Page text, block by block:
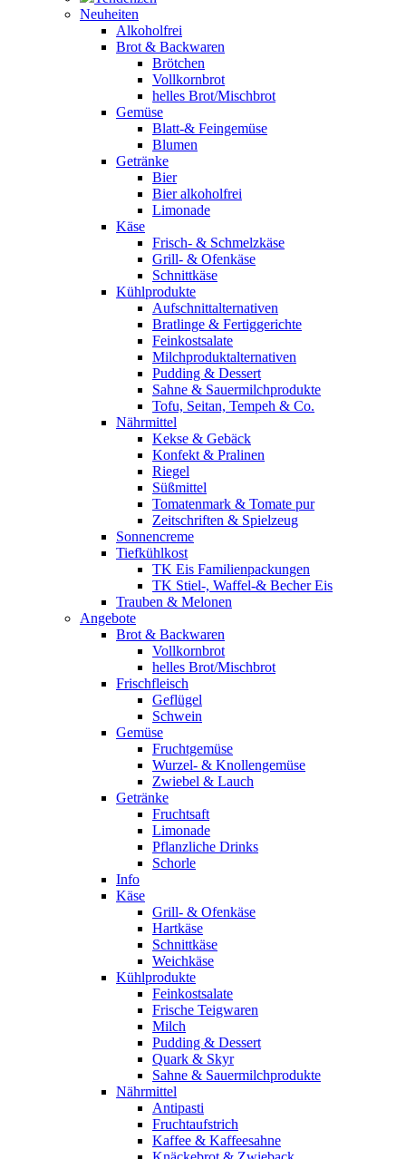
Neuheiten
Alkoholfrei
Brot & Backwaren
Brötchen
Vollkornbrot
helles Brot/Mischbrot
Gemüse
Blatt-& Feingemüse
Blumen
Getränke
Bier
Bier alkoholfrei
Limonade
Käse
Frisch- & Schmelzkäse
Grill- & Ofenkäse
Schnittkäse
Kühlprodukte
Aufschnittalternativen
Bratlinge & Fertiggerichte
Feinkostsalate
Milchproduktalternativen
Pudding & Dessert
Sahne & Sauermilchprodukte
Tofu, Seitan, Tempeh & Co.
Nährmittel
Kekse & Gebäck
Konfekt & Pralinen
Riegel
Süßmittel
Tomatenmark & Tomate pur
Zeitschriften & Spielzeug
Sonnencreme
Tiefkühlkost
TK Eis Familienpackungen
TK Stiel-, Waffel-& Becher Eis
Trauben & Melonen
Angebote
Brot & Backwaren
Vollkornbrot
helles Brot/Mischbrot
Frischfleisch
Geflügel
Schwein
Gemüse
Fruchtgemüse
Wurzel- & Knollengemüse
Zwiebel & Lauch
Getränke
Fruchtsaft
Limonade
Pflanzliche Drinks
Schorle
Info
Käse
Grill- & Ofenkäse
Hartkäse
Schnittkäse
Weichkäse
Kühlprodukte
Feinkostsalate
Frische Teigwaren
Milch
Pudding & Dessert
Quark & Skyr
Sahne & Sauermilchprodukte
Nährmittel
Antipasti
Fruchtaufstrich
Kaffee & Kaffeesahne